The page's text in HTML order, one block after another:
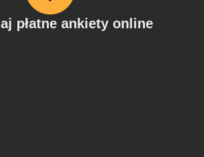
płatne ankiety online